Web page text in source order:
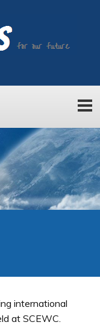
international
at SCEWC.